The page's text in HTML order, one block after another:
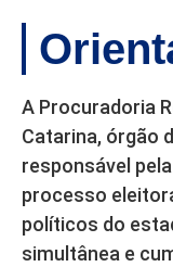
A Procuradoria
Catarina, órgão
responsável
processo
políticos do
simultânea e